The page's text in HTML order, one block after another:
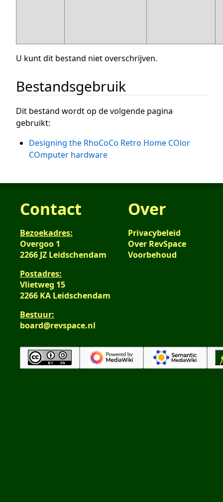
U kunt dit bestand niet overschrijven.
Bestandsgebruik
Dit bestand wordt op de volgende pagina
gebruikt:
Designing the RhoCoCo Retro Home COlor
COmputer hardware
Contact
Bezoekadres:
Overgoo 1
2266 JZ Leidschendam
Postadres:
Vlietweg 15
2266 KA Leidschendam
Bestuur:
board@revspace.nl
Over
Privacybeleid
Over RevSpace
Voorbehoud